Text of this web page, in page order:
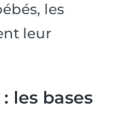
les
leur
les bases